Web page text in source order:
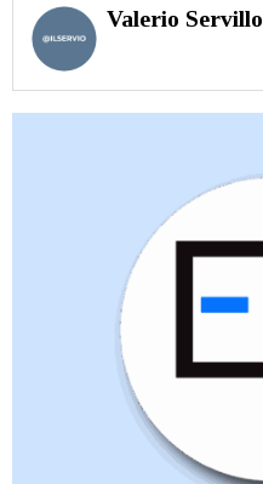
Valerio Servillo